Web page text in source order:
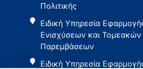
Πολιτικής
Ειδική Υπηρεσία
Ενισχύσεων και Τομεακών
Παρεμβάσεων
Ειδική Υπηρεσία